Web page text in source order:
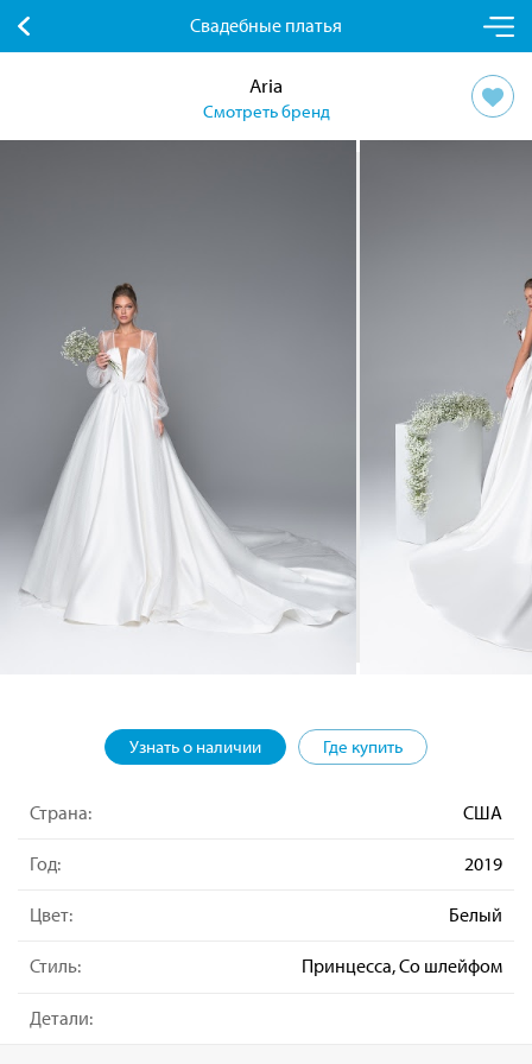
Свадебные платья
Aria
Смотреть бренд
Узнать о наличии Где купить
Страна: США
Год: 2019
Цвет: Белый
Стиль: Принцесса, Со шлейфом
Детали: